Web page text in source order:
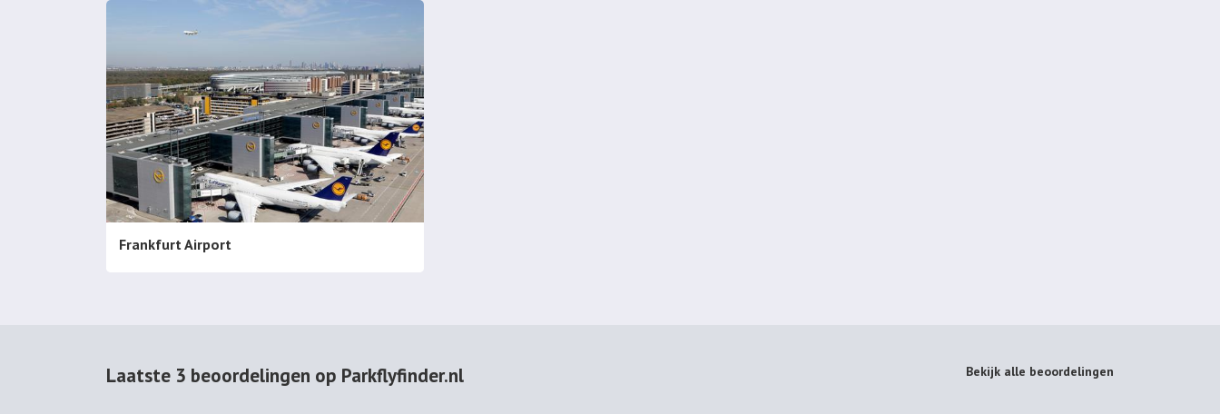
Frankfurt Airport
Laatste 3 beoordelingen op Parkflyfinder.nl Bekijk alle beoordelingen